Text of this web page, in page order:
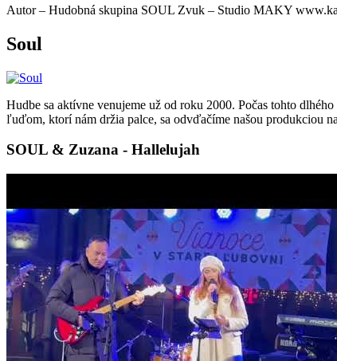
Autor – Hudobná skupina SOUL Zvuk – Studio MAKY
Soul
Hudbe sa aktívne venujeme už od roku 2000. Počas tohto
ľuďom, ktorí nám držia palce, sa odvďačíme našou produkciou
SOUL & Zuzana - Hallelujah